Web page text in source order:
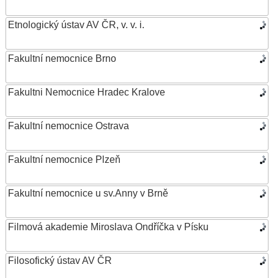
Etnologický ústav AV ČR, v. v. i.
Fakultní nemocnice Brno
Fakultni Nemocnice Hradec Kralove
Fakultní nemocnice Ostrava
Fakultní nemocnice Plzeň
Fakultní nemocnice u sv.Anny v Brně
Filmová akademie Miroslava Ondříčka v Písku
Filosofický ústav AV ČR